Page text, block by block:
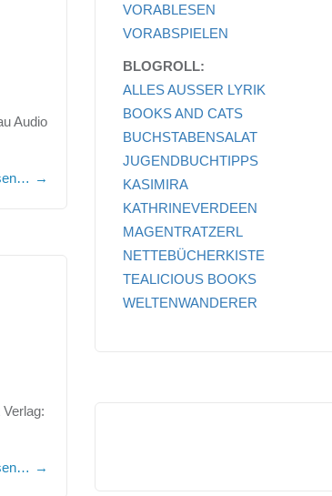
Audio
→
→
VORABLESEN
VORABSPIELEN
BLOGROLL:
ALLES AUSSER LYRIK
BOOKS AND CATS
BUCHSTABENSALAT
JUGENDBUCHTIPPS
KASIMIRA
KATHRINEVERDEEN
MAGENTRATZERL
NETTEBÜCHERKISTE
TEALICIOUS BOOKS
WELTENWANDERER